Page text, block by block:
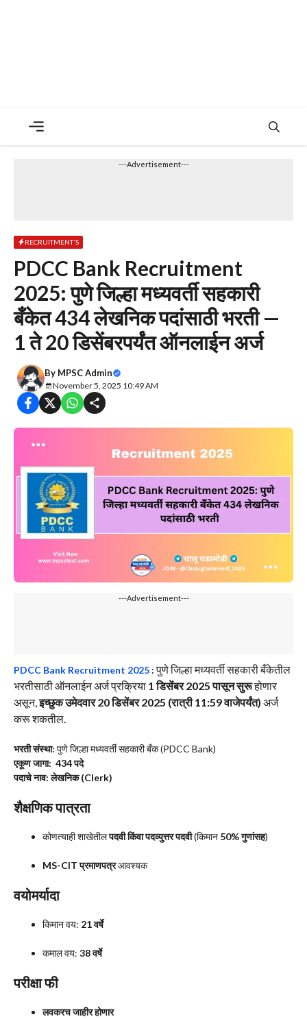
---Advertisement---
RECRUITMENT'S
PDCC Bank Recruitment
2025: पुणे जिल्हा मध्यवर्ती सहकारी
बँकेत 434 लेखनिक पदांसाठी भरती —
1 ते 20 डिसेंबरपर्यंत ऑनलाईन अर्ज
By MPSC Admin
November 5, 2025 10:49 AM
---Advertisement---
PDCC Bank Recruitment 2025 :पुणे जिल्हा मध्यवर्ती सहकारी बँकेतील
भरतीसाठी ऑनलाईन अर्ज प्रक्रिया 1 डिसेंबर 2025 पासून सुरूहोणार
असून,इच्छुक उमेदवार 20 डिसेंबर 2025 (रात्री 11:59 वाजेपर्यंत) अर्ज
करू शकतील.
भरती संस्था: पुणे जिल्हा मध्यवर्ती सहकारी बँक (PDCC Bank)
एकूण जागा: 434 पदे
पदाचे नाव: लेखनिक (Clerk)
शैक्षणिक पात्रता
कोणत्याही शाखेतीलपदवी किंवा पदव्युत्तर पदवी(किमान 50% गुणांसह)
MS-CIT प्रमाणपत्रआवश्यक
वयोमर्यादा
किमान वय: 21 वर्षे
कमाल वय: 38 वर्षे
परीक्षा फी
लवकरच जाहीर होणार